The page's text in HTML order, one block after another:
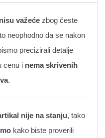
važeće zbog česte
neophodno da se nakon
precizirali detalje
cenu i nema skrivenih
.
nije na stanju, tako
kako biste proverili